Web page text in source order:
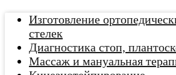
Изготовление
стелек
Диагностика стоп,
Массаж и мануальная